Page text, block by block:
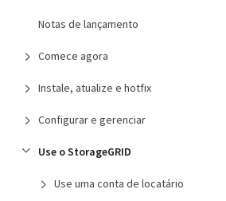
Notas de lançamento
Comece agora
Instale, atualize e hotfix
Configurar e gerenciar
Use o StorageGRID
Use uma conta de locatário